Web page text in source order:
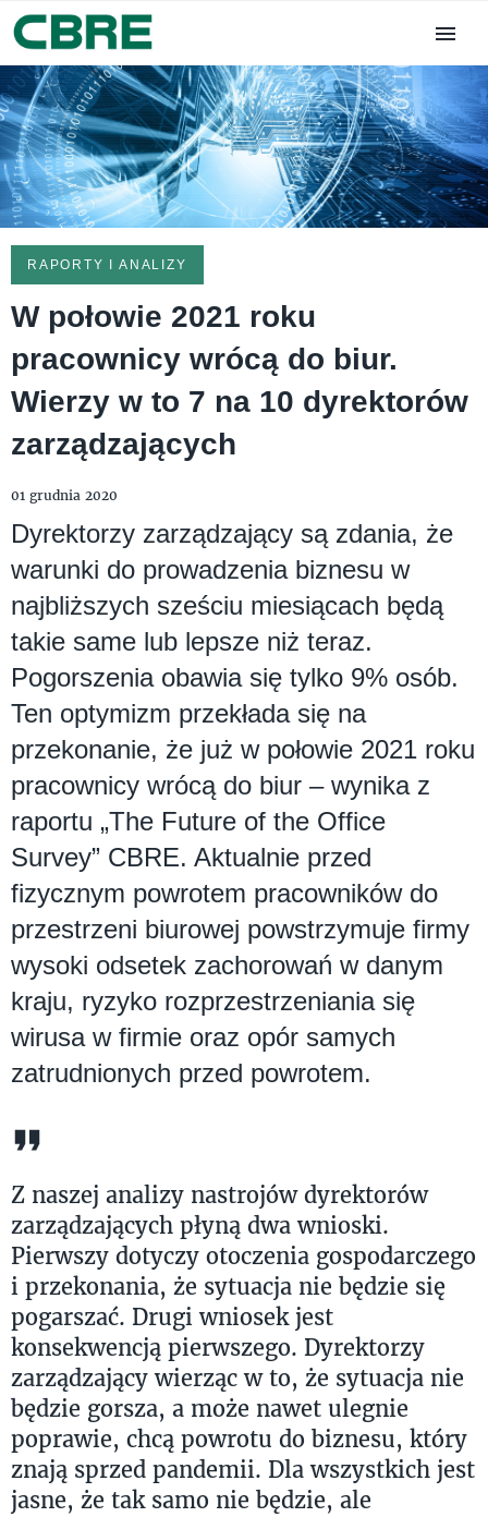
RAPORTY I ANALIZY
W połowie 2021 roku
pracownicy wrócą do biur.
Wierzy w to 7 na 10 dyrektorów
zarządzających
01 grudnia 2020
Dyrektorzy zarządzający są zdania, że
warunki do prowadzenia biznesu w
najbliższych sześciu miesiącach będą
takie same lub lepsze niż teraz.
Pogorszenia obawia się tylko 9% osób.
Ten optymizm przekłada się na
przekonanie, że już w połowie 2021 roku
pracownicy wrócą do biur – wynika z
raportu „The Future of the Office
Survey” CBRE. Aktualnie przed
fizycznym powrotem pracowników do
przestrzeni biurowej powstrzymuje firmy
wysoki odsetek zachorowań w danym
kraju, ryzyko rozprzestrzeniania się
wirusa w firmie oraz opór samych
zatrudnionych przed powrotem.
Z naszej analizy nastrojów dyrektorów
zarządzających płyną dwa wnioski.
Pierwszy dotyczy otoczenia gospodarczego
i przekonania, że sytuacja nie będzie się
pogarszać. Drugi wniosek jest
konsekwencją pierwszego. Dyrektorzy
zarządzający wierząc w to, że sytuacja nie
będzie gorsza, a może nawet ulegnie
poprawie, chcą powrotu do biznesu, który
znają sprzed pandemii. Dla wszystkich jest
jasne, że tak samo nie będzie, ale